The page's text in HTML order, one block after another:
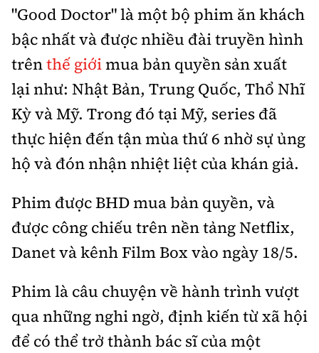
"Good Doctor" là một bộ phim ăn khách
bậc nhất và được nhiều đài truyền hình
trênthế giớimua bản quyền sản xuất
lại như: Nhật Bản, Trung Quốc, Thổ Nhĩ
Kỳ và Mỹ. Trong đó tại Mỹ, series đã
thực hiện đến tận mùa thứ 6 nhờ sự ủng
hộ và đón nhận nhiệt liệt của khán giả.
Phim được BHD mua bản quyền, và
được công chiếu trên nền tảng Netflix,
Danet và kênh Film Box vào ngày 18/5.
Phim là câu chuyện về hành trình vượt
qua những nghi ngờ, định kiến từ xã hội
để có thể trở thành bác sĩ của một